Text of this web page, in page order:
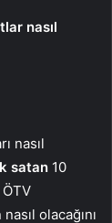
nasıl
nasıl
satan 10
olacağını